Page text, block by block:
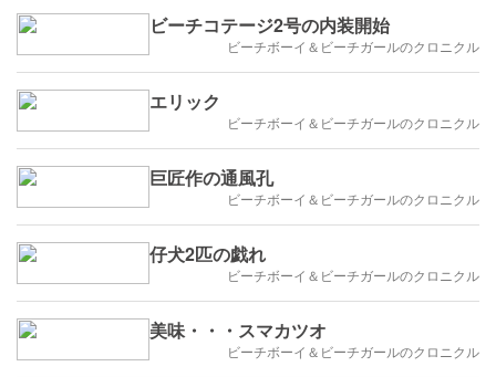
ビーチコテージ2号の内装開始
ビーチボーイ＆ビーチガールのクロニクル
エリック
ビーチボーイ＆ビーチガールのクロニクル
巨匠作の通風孔
ビーチボーイ＆ビーチガールのクロニクル
仔犬2匹の戯れ
ビーチボーイ＆ビーチガールのクロニクル
美味・・・スマカツオ
ビーチボーイ＆ビーチガールのクロニクル